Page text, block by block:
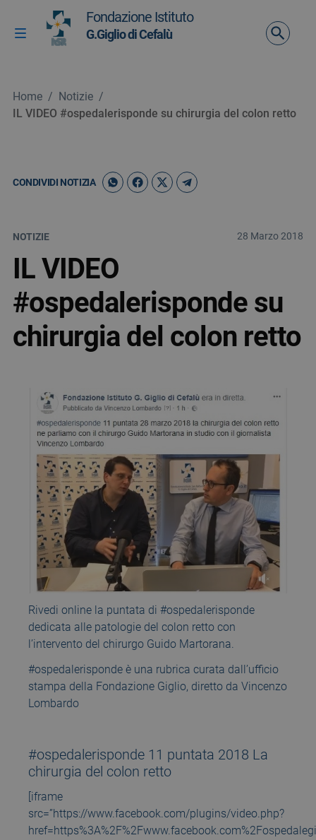
Vai ai contenuti
Vai al menu di navigazione
Vai al footer
Attiva / disattiva la navigazione
Fondazione Istituto
G.Giglio di Cefalù
Home / Notizie /
IL VIDEO #ospedalerisponde su chirurgia del colon retto
CONDIVIDI NOTIZIA
NOTIZIE 28 Marzo 2018
IL VIDEO
#ospedalerisponde su
chirurgia del colon retto
Rivedi online la puntata di #ospedalerisponde
dedicata alle patologie del colon retto con
l’intervento del chirurgo Guido Martorana.
#ospedalerisponde è una rubrica curata dall’ufficio
stampa della Fondazione Giglio, diretto da Vincenzo
Lombardo
#ospedalerisponde 11 puntata 2018 La
chirurgia del colon retto
[iframe
src=”https://www.facebook.com/plugins/video.php?